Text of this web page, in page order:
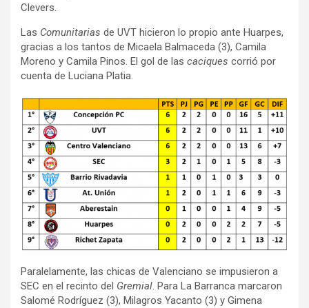
Clevers.
Las Comunitarias de UVT hicieron lo propio ante Huarpes,
gracias a los tantos de Micaela Balmaceda (3), Camila
Moreno y Camila Pinos. El gol de las caciques corrió por
cuenta de Luciana Platia.
Paralelamente, las chicas de Valenciano se impusieron a
SEC en el recinto del Gremial. Para La Barranca marcaron
Salomé Rodríguez (3), Milagros Yacanto (3) y Gimena